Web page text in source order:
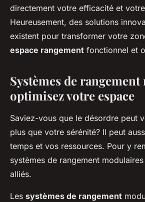
directement votre efficacité et
Heureusement, des solutions
existent pour transformer votre
espace rangement fonctionnel et
Systèmes de
optimisez votre espace
Saviez-vous que le désordre peut
plus que votre sérénité? Il peut
temps et vos ressources. Pour y
systèmes de rangement
alliés.
Les systèmes de rangement